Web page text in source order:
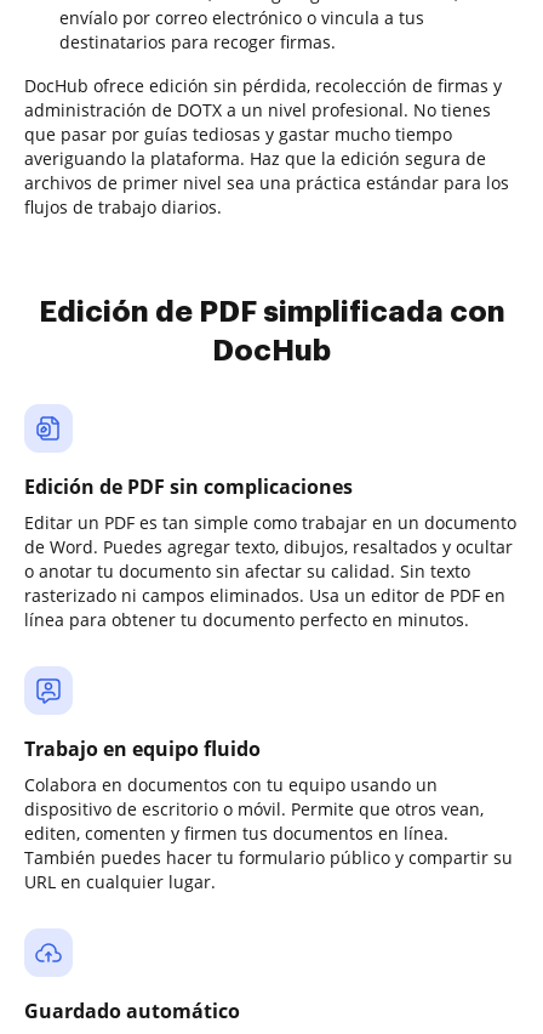
envíalo por correo electrónico o vincula a tus
destinatarios para recoger firmas.
DocHub ofrece edición sin pérdida, recolección de firmas y
administración de DOTX a un nivel profesional. No tienes
que pasar por guías tediosas y gastar mucho tiempo
averiguando la plataforma. Haz que la edición segura de
archivos de primer nivel sea una práctica estándar para los
flujos de trabajo diarios.
Edición de PDF simplificada con
DocHub
Edición de PDF sin complicaciones
Editar un PDF es tan simple como trabajar en un documento
de Word. Puedes agregar texto, dibujos, resaltados y ocultar
o anotar tu documento sin afectar su calidad. Sin texto
rasterizado ni campos eliminados. Usa un editor de PDF en
línea para obtener tu documento perfecto en minutos.
Trabajo en equipo fluido
Colabora en documentos con tu equipo usando un
dispositivo de escritorio o móvil. Permite que otros vean,
editen, comenten y firmen tus documentos en línea.
También puedes hacer tu formulario público y compartir su
URL en cualquier lugar.
Guardado automático